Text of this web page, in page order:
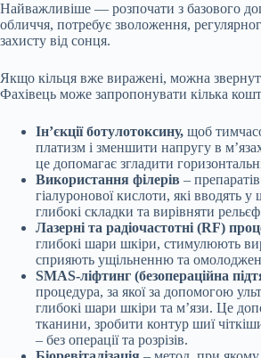
Найважливіше — розпочати з базового
обличчя, потребує зволоження,
захисту від сонця.
Якщо кільця вже виражені, можна
Фахівець може запропонувати кілька
Ін’єкції ботулотоксину, щоб
платизм і зменшити напругу в
це допомагає згладити
Використання філерів –
гіалуронової кислоти, які вводять
глибокі складки та вирівняти
Лазерні та радіочастотні (RF)
глибокі шари шкіри, стимулюють
сприяють ущільненню та
SMAS-ліфтинг (безопераційна
процедура, за якої за допомогою
глибокі шари шкіри та м’язи. Це
тканини, зробити контур шиї
– без операції та розрізів.